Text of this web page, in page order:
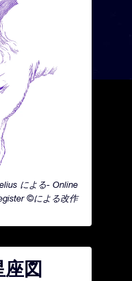
による- Online
©による改作
図